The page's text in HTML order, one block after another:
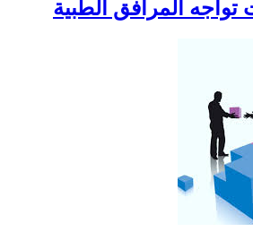
المرافق الطبية